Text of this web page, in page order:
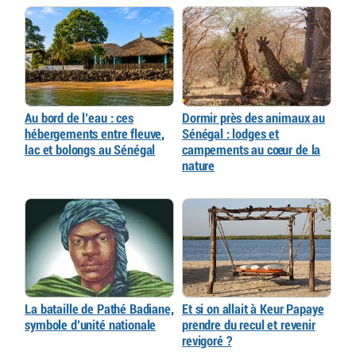
Au bord de l’eau : ces
hébergements entre fleuve,
lac et bolongs au Sénégal
Dormir près des animaux au
Sénégal : lodges et
campements au cœur de la
nature
La bataille de Pathé Badiane,
symbole d’unité nationale
Et si on allait à Keur Papaye
prendre du recul et revenir
revigoré ?